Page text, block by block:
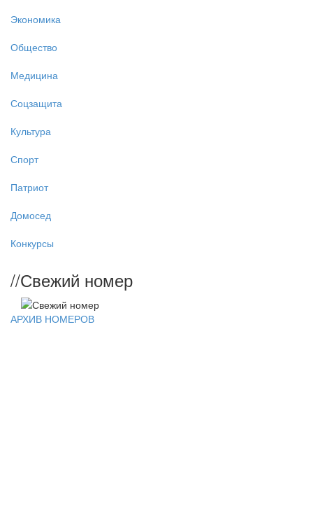
Экономика
Общество
Медицина
Соцзащита
Культура
Спорт
Патриот
Домосед
Конкурсы
//Свежий номер
АРХИВ НОМЕРОВ